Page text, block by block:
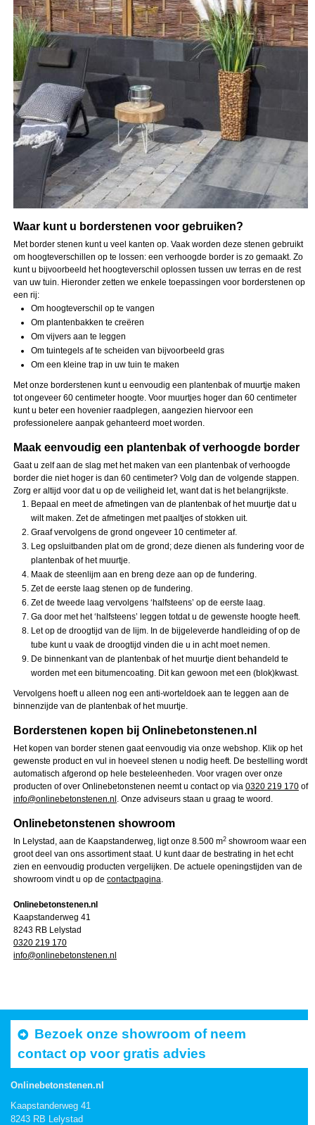
Waar kunt u borderstenen voor gebruiken?
Met border stenen kunt u veel kanten op. Vaak worden deze stenen gebruikt
om hoogteverschillen op te lossen: een verhoogde border is zo gemaakt. Zo
kunt u bijvoorbeeld het hoogteverschil oplossen tussen uw terras en de rest
van uw tuin. Hieronder zetten we enkele toepassingen voor borderstenen op
een rij:
Om hoogteverschil op te vangen
Om plantenbakken te creëren
Om vijvers aan te leggen
Om tuintegels af te scheiden van bijvoorbeeld gras
Om een kleine trap in uw tuin te maken
Met onze borderstenen kunt u eenvoudig een plantenbak of muurtje maken
tot ongeveer 60 centimeter hoogte. Voor muurtjes hoger dan 60 centimeter
kunt u beter een hovenier raadplegen, aangezien hiervoor een
professionelere aanpak gehanteerd moet worden.
Maak eenvoudig een plantenbak of verhoogde border
Gaat u zelf aan de slag met het maken van een plantenbak of verhoogde
border die niet hoger is dan 60 centimeter? Volg dan de volgende stappen.
Zorg er altijd voor dat u op de veiligheid let, want dat is het belangrijkste.
Bepaal en meet de afmetingen van de plantenbak of het muurtje dat u
wilt maken. Zet de afmetingen met paaltjes of stokken uit.
Graaf vervolgens de grond ongeveer 10 centimeter af.
Leg opsluitbanden plat om de grond; deze dienen als fundering voor de
plantenbak of het muurtje.
Maak de steenlijm aan en breng deze aan op de fundering.
Zet de eerste laag stenen op de fundering.
Zet de tweede laag vervolgens ‘halfsteens’ op de eerste laag.
Ga door met het ‘halfsteens’ leggen totdat u de gewenste hoogte heeft.
Let op de droogtijd van de lijm. In de bijgeleverde handleiding of op de
tube kunt u vaak de droogtijd vinden die u in acht moet nemen.
De binnenkant van de plantenbak of het muurtje dient behandeld te
worden met een bitumencoating. Dit kan gewoon met een (blok)kwast.
Vervolgens hoeft u alleen nog een anti-worteldoek aan te leggen aan de
binnenzijde van de plantenbak of het muurtje.
Borderstenen kopen bij Onlinebetonstenen.nl
Het kopen van border stenen gaat eenvoudig via onze webshop. Klik op het
gewenste product en vul in hoeveel stenen u nodig heeft. De bestelling wordt
automatisch afgerond op hele besteleenheden. Voor vragen over onze
producten of over Onlinebetonstenen neemt u contact op via 0320 219 170of
info@onlinebetonstenen.nl . Onze adviseurs staan u graag te woord.
Onlinebetonstenen showroom
In Lelystad, aan de Kaapstanderweg, ligt onze 8.500 m2showroom waar een
groot deel van ons assortiment staat. U kunt daar de bestrating in het echt
zien en eenvoudig producten vergelijken. De actuele openingstijden van de
showroom vindt u op de contactpagina.
Onlinebetonstenen.nl
Kaapstanderweg 41
8243 RB Lelystad
0320 219 170
info@onlinebetonstenen.nl
Bezoek onze showroom of neem
contact op voor gratis advies
Onlinebetonstenen.nl
Kaapstanderweg 41
8243 RB Lelystad